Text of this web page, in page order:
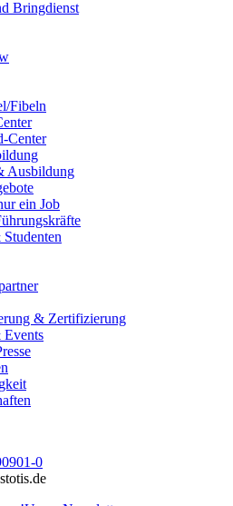
Bringdienst
Fibeln
Center
Ausbildung
ein Job
& Zertifizierung
Events
0